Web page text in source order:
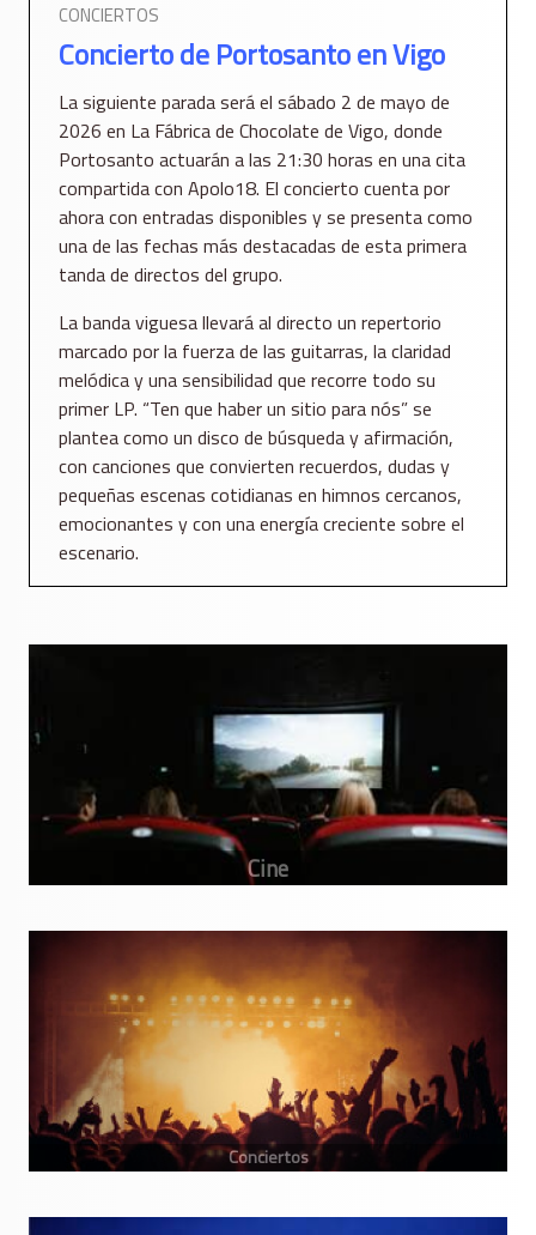
CONCIERTOS
Concierto de Portosanto en Vigo
La siguiente parada será el sábado 2 de mayo de
2026 en La Fábrica de Chocolate de Vigo, donde
Portosanto actuarán a las 21:30 horas en una cita
compartida con Apolo18. El concierto cuenta por
ahora con entradas disponibles y se presenta como
una de las fechas más destacadas de esta primera
tanda de directos del grupo.
La banda viguesa llevará al directo un repertorio
marcado por la fuerza de las guitarras, la claridad
melódica y una sensibilidad que recorre todo su
primer LP. “Ten que haber un sitio para nós” se
plantea como un disco de búsqueda y afirmación,
con canciones que convierten recuerdos, dudas y
pequeñas escenas cotidianas en himnos cercanos,
emocionantes y con una energía creciente sobre el
escenario.